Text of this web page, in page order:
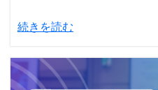
続きを読む